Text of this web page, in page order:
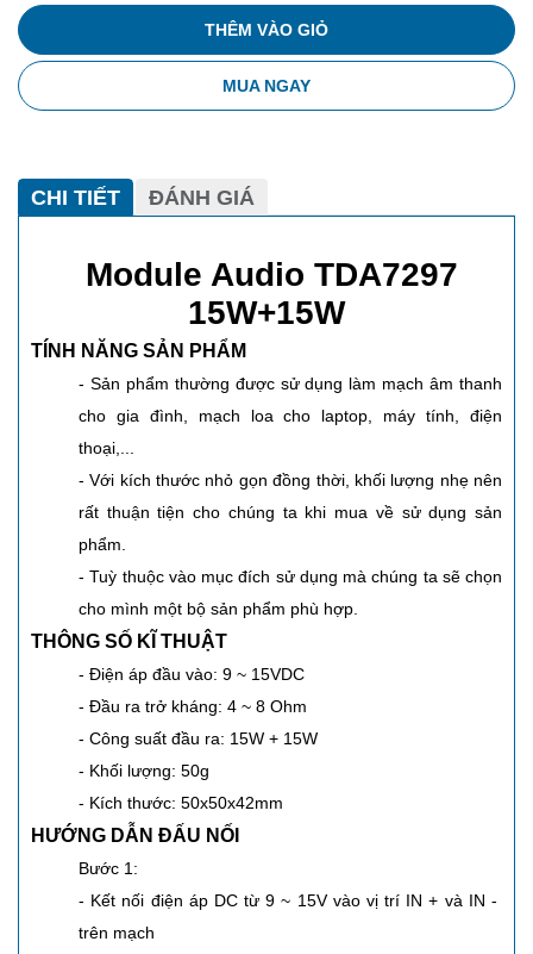
THÊM VÀO GIỎ
MUA NGAY
CHI TIẾT ĐÁNH GIÁ
Module Audio TDA7297
15W+15W
TÍNH NĂNG SẢN PHẨM
- Sản phẩm thường được sử dụng làm mạch âm thanh
cho gia đình, mạch loa cho laptop, máy tính, điện
thoại,...
- Với kích thước nhỏ gọn đồng thời, khối lượng nhẹ nên
rất thuận tiện cho chúng ta khi mua về sử dụng sản
phẩm.
- Tuỳ thuộc vào mục đích sử dụng mà chúng ta sẽ chọn
cho mình một bộ sản phẩm phù hợp.
THÔNG SỐ KĨ THUẬT
- Điện áp đầu vào: 9 ~ 15VDC
- Đầu ra trở kháng: 4 ~ 8 Ohm
- Công suất đầu ra: 15W + 15W
- Khối lượng: 50g
- Kích thước: 50x50x42mm
HƯỚNG DẪN ĐẤU NỐI
Bước 1:
- Kết nối điện áp DC từ 9 ~ 15V vào vị trí IN + và IN -
trên mạch